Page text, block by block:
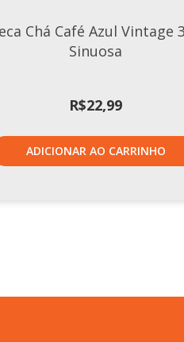
Chá Café Azul Vintage
Sinuosa
R$22,99
ADICIONAR AO CARRINHO